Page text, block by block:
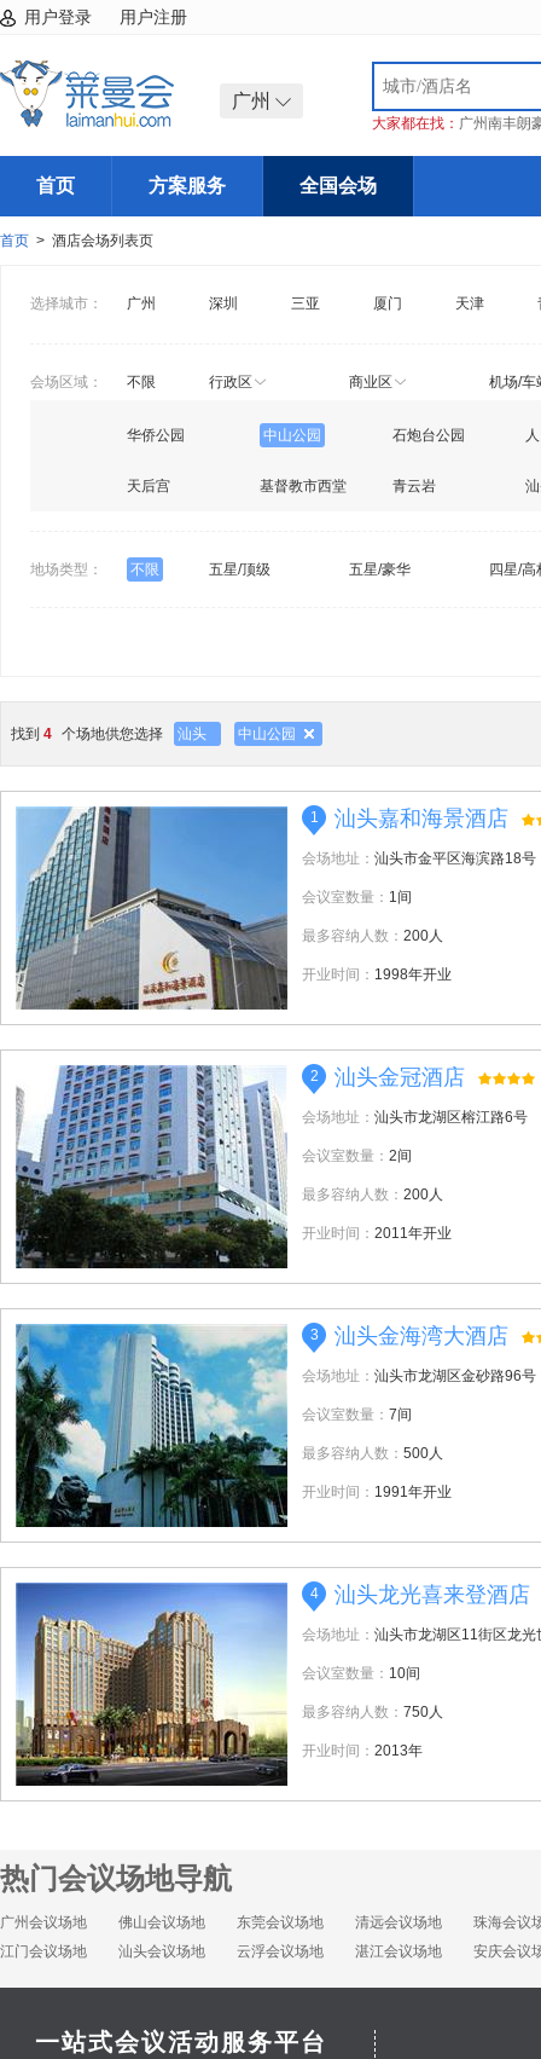
用户登录 用户注册
广州
大家都在找： 广州南丰朗
首页 方案服务 全国会场
首页 > 酒店会场列表页
选择城市： 广州 深圳 三亚 厦门 天津
会场区域： 不限 行政区 商业区 机场/车
华侨公园 中山公园 石炮台公园
天后宫 基督教市西堂 青云岩
地场类型：
不限 五星/顶级 五星/豪华 四星/高
找到 4 个场地供您选择 汕头 中山公园
1 汕头嘉和海景酒店
会场地址： 汕头市金平区海滨路18号
会议室数量： 1间
最多容纳人数： 200人
开业时间： 1998年开业
2 汕头金冠酒店
会场地址： 汕头市龙湖区榕江路6号
会议室数量： 2间
最多容纳人数： 200人
开业时间： 2011年开业
3 汕头金海湾大酒店
会场地址： 汕头市龙湖区金砂路96号
会议室数量： 7间
最多容纳人数： 500人
开业时间： 1991年开业
4 汕头龙光喜来登酒店
会场地址： 汕头市龙湖区11街区龙光
会议室数量： 10间
最多容纳人数： 750人
开业时间： 2013年
热门会议场地导航
广州会议场地 佛山会议场地 东莞会议场地 清远会议场地
珠海会议
江门会议场地
汕头会议场地 云浮会议场地 湛江会议场地 安庆会议
一站式会议活动服务平台